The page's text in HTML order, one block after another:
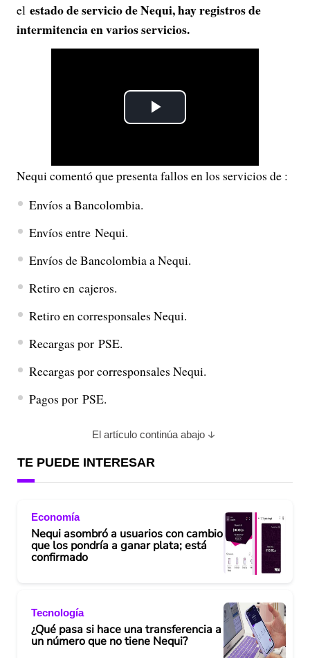
el estado de servicio de Nequi, hay registros de
intermitencia en varios servicios.
P
a
d
o
Nequi comentó que presenta fallos en los servicios de :
Envíos a Bancolombia.
Envíos entre Nequi.
Envíos de Bancolombia a Nequi.
Retiro en cajeros.
Retiro en corresponsales Nequi.
Recargas por PSE.
Recargas por corresponsales Nequi.
Pagos por PSE.
El artículo continúa abajo
TE PUEDE INTERESAR
Economía
Nequi asombró a usuarios con cambio
que los pondría a ganar plata; está
confirmado
Tecnología
¿Qué pasa si hace una transferencia a
un número que no tiene Nequi?